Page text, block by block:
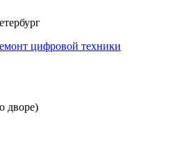
дворе)